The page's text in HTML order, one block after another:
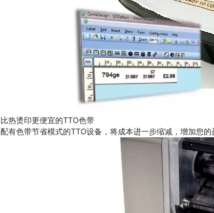
比热烫印更便宜的TTO色带
配有色带节省模式的TTO设备，将成本进一步缩减，增加您的